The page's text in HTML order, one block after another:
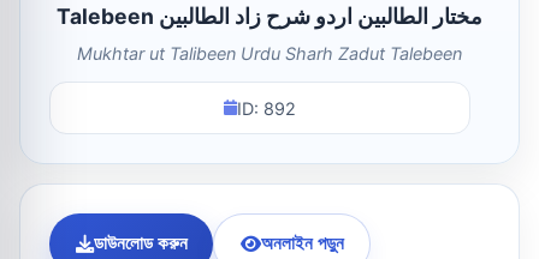
Talebeen مختار الطالبین اردو شرح زاد الطالبین
Mukhtar ut Talibeen Urdu Sharh Zadut Talebeen
ID: 892
ডাউনলোড করুন অনলাইন পড়ুন